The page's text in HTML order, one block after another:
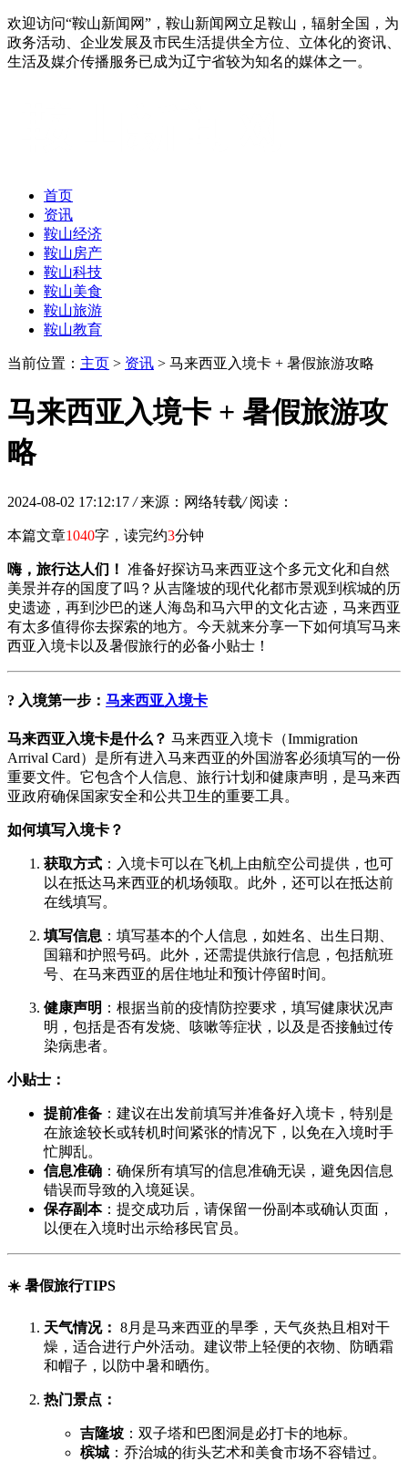
欢迎访问“鞍山新闻网”，鞍山新闻网立足鞍山，辐射全国，为
政务活动、企业发展及市民生活提供全方位、立体化的资讯、
生活及媒介传播服务已成为辽宁省较为知名的媒体之一。
首页
资讯
鞍山经济
鞍山房产
鞍山科技
鞍山美食
鞍山旅游
鞍山教育
当前位置： 主页 > 资讯 > 马来西亚入境卡 + 暑假旅游攻略
马来西亚入境卡 + 暑假旅游攻
略
2024-08-02 17:12:17 / 来源：网络转载/ 阅读：
本篇文章1040字，读完约3分钟
嗨，旅行达人们！ 准备好探访马来西亚这个多元文化和自然
美景并存的国度了吗？从吉隆坡的现代化都市景观到槟城的历
史遗迹，再到沙巴的迷人海岛和马六甲的文化古迹，马来西亚
有太多值得你去探索的地方。今天就来分享一下如何填写马来
西亚入境卡以及暑假旅行的必备小贴士！
? 入境第一步： 马来西亚入境卡
马来西亚入境卡是什么？ 马来西亚入境卡（Immigration
Arrival Card）是所有进入马来西亚的外国游客必须填写的一份
重要文件。它包含个人信息、旅行计划和健康声明，是马来西
亚政府确保国家安全和公共卫生的重要工具。
如何填写入境卡？
获取方式 ：入境卡可以在飞机上由航空公司提供，也可
以在抵达马来西亚的机场领取。此外，还可以在抵达前
在线填写。
填写信息 ：填写基本的个人信息，如姓名、出生日期、
国籍和护照号码。此外，还需提供旅行信息，包括航班
号、在马来西亚的居住地址和预计停留时间。
健康声明 ：根据当前的疫情防控要求，填写健康状况声
明，包括是否有发烧、咳嗽等症状，以及是否接触过传
染病患者。
小贴士：
提前准备 ：建议在出发前填写并准备好入境卡，特别是
在旅途较长或转机时间紧张的情况下，以免在入境时手
忙脚乱。
信息准确 ：确保所有填写的信息准确无误，避免因信息
错误而导致的入境延误。
保存副本：提交成功后，请保留一份副本或确认页面，
以便在入境时出示给移民官员。
☀️ 暑假旅行TIPS
天气情况： 8月是马来西亚的旱季，天气炎热且相对干
燥，适合进行户外活动。建议带上轻便的衣物、防晒霜
和帽子，以防中暑和晒伤。
热门景点：
吉隆坡 ：双子塔和巴图洞是必打卡的地标。
槟城 ：乔治城的街头艺术和美食市场不容错过。